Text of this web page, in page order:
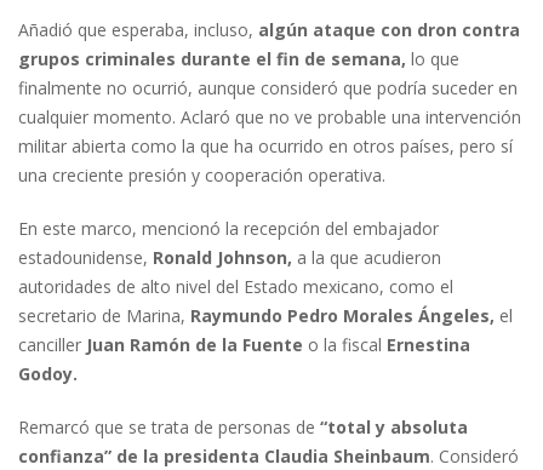
Añadió que esperaba, incluso, algún ataque con dron contra
grupos criminales durante el fin de semana, lo que
finalmente no ocurrió, aunque consideró que podría suceder en
cualquier momento. Aclaró que no ve probable una intervención
militar abierta como la que ha ocurrido en otros países, pero sí
una creciente presión y cooperación operativa.
En este marco, mencionó la recepción del embajador
estadounidense, Ronald Johnson, a la que acudieron
autoridades de alto nivel del Estado mexicano, como el
secretario de Marina, Raymundo Pedro Morales Ángeles, el
canciller Juan Ramón de la Fuente o la fiscal Ernestina
Godoy.
Remarcó que se trata de personas de “total y absoluta
confianza” de la presidenta Claudia Sheinbaum. Consideró